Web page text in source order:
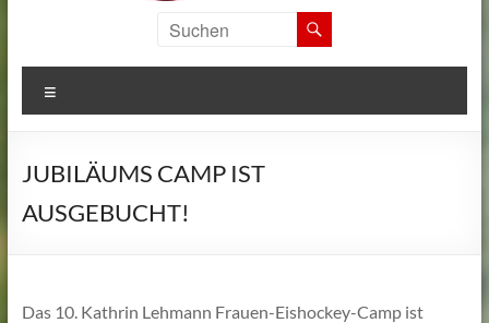
SPORTS
CAMPS
zu
den
von
JUBILÄUMS CAMP IST
AUSGEBUCHT!
Das 10. Kathrin Lehmann Frauen-Eishockey-Camp ist